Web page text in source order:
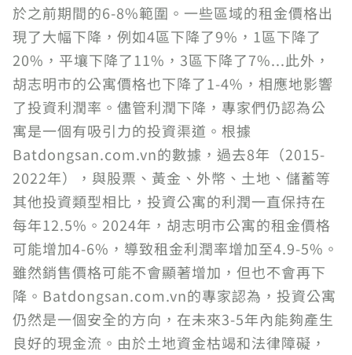
於之前期間的6-8%範圍。一些區域的租金價格出
現了大幅下降，例如4區下降了9%，1區下降了
20%，平壤下降了11%，3區下降了7%...此外，
胡志明市的公寓價格也下降了1-4%，相應地影響
了投資利潤率。儘管利潤下降，專家們仍認為公
寓是一個有吸引力的投資渠道。根據
Batdongsan.com.vn的數據，過去8年（2015-
2022年），與股票、黃金、外幣、土地、儲蓄等
其他投資類型相比，投資公寓的利潤一直保持在
每年12.5%。2024年，胡志明市公寓的租金價格
可能增加4-6%，導致租金利潤率增加至4.9-5%。
雖然銷售價格可能不會顯著增加，但也不會再下
降。Batdongsan.com.vn的專家認為，投資公寓
仍然是一個安全的方向，在未來3-5年內能夠產生
良好的現金流。由於土地資金枯竭和法律障礙，